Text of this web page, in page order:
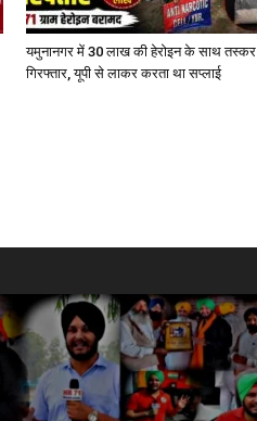
यमुनानगर में 30 लाख की हेरोइन के साथ तस्कर
गिरफ्तार, यूपी से लाकर करता था सप्लाई